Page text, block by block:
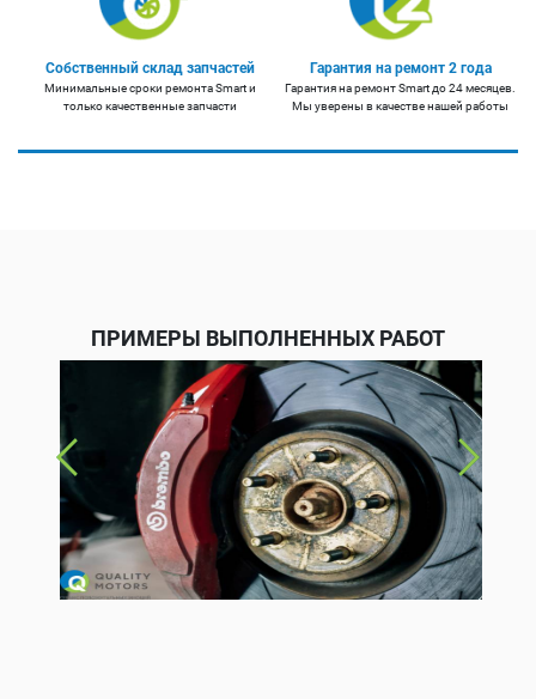
Собственный склад запчастей
Минимальные сроки ремонта Smart и
только качественные запчасти
Гарантия на ремонт 2 года
Гарантия на ремонт Smart до 24 месяцев.
Мы уверены в качестве нашей работы
ПРИМЕРЫ ВЫПОЛНЕННЫХ РАБОТ